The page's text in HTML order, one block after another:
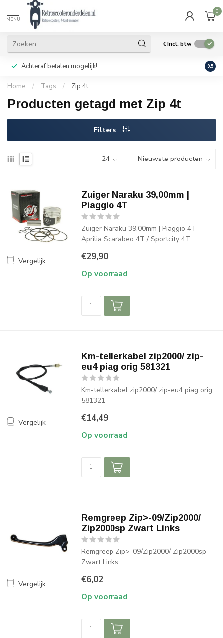
MENU
0
€Incl. btw
Achteraf betalen mogelijk! Geen
9.5
Home / Tags / Zip 4t
Producten getagd met Zip 4t
Filters
Vergelijk
Zuiger Naraku 39,00mm |
Piaggio 4T
Zuiger Naraku 39,00mm | Piaggio 4T
Aprilia Scarabeo 4T / Sportcity 4T...
€29,90
Op voorraad
Vergelijk
Km-tellerkabel zip2000/ zip-
eu4 piag orig 581321
Km-tellerkabel zip2000/ zip-eu4 piag orig
581321
€14,49
Op voorraad
Vergelijk
Remgreep Zip>-09/Zip2000/
Zip2000sp Zwart Links
Remgreep Zip>-09/Zip2000/ Zip2000sp
Zwart Links
€6,02
Op voorraad